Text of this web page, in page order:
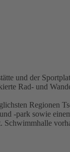
und der
Rad- und
Regionen
-park sowie
Schwimmhalle